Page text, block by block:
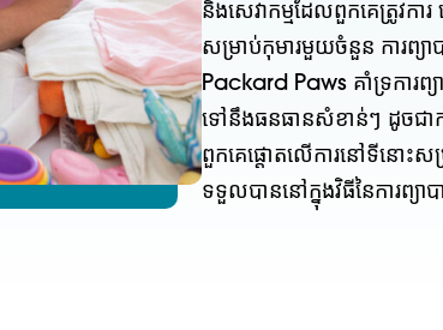
និងសេវាកម្មដែលពួកគេត្រូវ
សម្រាប់កុមារមួយចំនួន ការព្
Packard Paws គាំទ្រការព្យ
ទៅនឹងធនធានសំខាន់ៗ ដូចជាក
ពួកគេផ្តោតលើការនៅទីនោះ
ទទួលបាននៅក្នុងវិធីនៃការព្យា